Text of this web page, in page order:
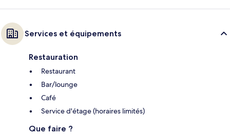
Services et équipements
Restauration
Restaurant
Bar/lounge
Café
Service d'étage (horaires limités)
Que faire ?